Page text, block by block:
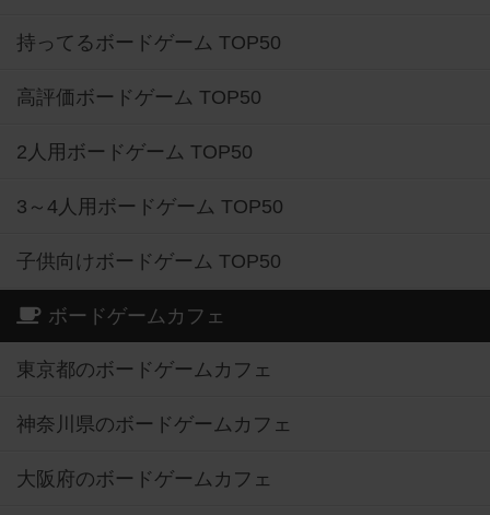
持ってるボードゲーム TOP50
高評価ボードゲーム TOP50
2人用ボードゲーム TOP50
3～4人用ボードゲーム TOP50
子供向けボードゲーム TOP50
ボードゲームカフェ
東京都のボードゲームカフェ
神奈川県のボードゲームカフェ
大阪府のボードゲームカフェ